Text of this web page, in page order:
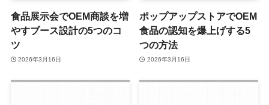
食品展示会でOEM商談を増
やすブース設計の5つのコ
ツ
2026年3月16日
ポップアップストアでOEM
食品の認知を爆上げする5
つの方法
2026年3月16日